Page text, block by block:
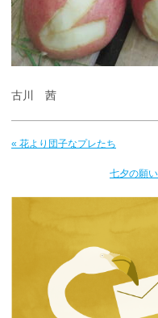
古川 茜
« 花より団子なプレたち
七夕の願